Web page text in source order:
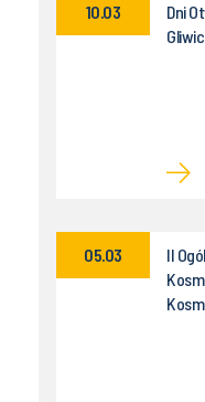
Dni
10.03
II
05.03